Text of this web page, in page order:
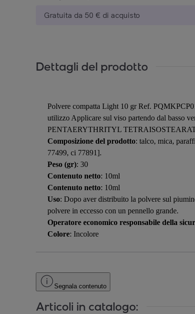
Gratuita da 50 € di acquisto
Dettagli del prodotto
Polvere compatta Light 10 gr Ref.
utilizzo Applicare sul viso partendo dal basso
PENTAERYTHRITYL
Composizione del prodotto: talco, mica,
77499, ci 77891].
Peso (gr): 30
Contenuto netto: 10ml
Contenuto netto: 10ml
Uso: Dopo aver distribuito la polvere sul
polvere in eccesso con un pennello grande.
Operatore economico responsabile della
Colore: Incolore
Segnala contenuto
Articoli in catalogo: